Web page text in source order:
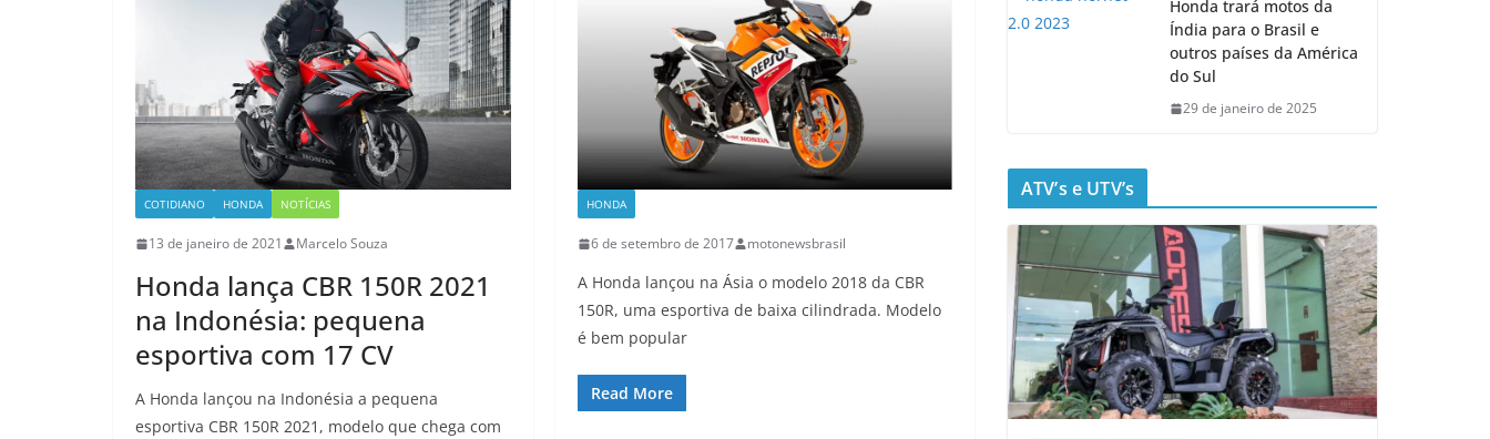
COTIDIANO HONDA NOTÍCIAS
13 de janeiro de 2021 Marcelo Souza
Honda lança CBR 150R 2021
na Indonésia: pequena
esportiva com 17 CV
A Honda lançou na Indonésia a pequena
esportiva CBR 150R 2021, modelo que chega com
HONDA
6 de setembro de 2017 motonewsbrasil
A Honda lançou na Ásia o modelo 2018 da CBR
150R, uma esportiva de baixa cilindrada. Modelo
é bem popular
Read More
Honda trará motos da
Índia para o Brasil e
outros países da América
do Sul
29 de janeiro de 2025
ATV’s e UTV’s